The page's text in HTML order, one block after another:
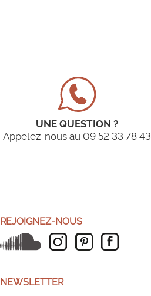
UNE QUESTION ?
Appelez-nous au 09 52 33 78 43
REJOIGNEZ-NOUS
NEWSLETTER